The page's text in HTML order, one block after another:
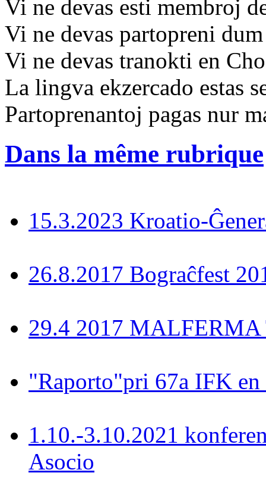
Vi ne devas esti membroj
Vi ne devas partopreni
Vi ne devas tranokti en
La lingva ekzercado estas
Partoprenantoj pagas nur
Dans la même rubrique
15.3.2023 Kroatio-
26.8.2017 Bograĉfest
29.4 2017
"Raporto"pri 67a IFK
1.10.-3.10.2021
Asocio